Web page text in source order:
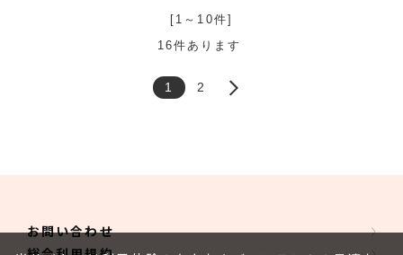
[1～10件]
16件あります
1 2
お問い合わせ